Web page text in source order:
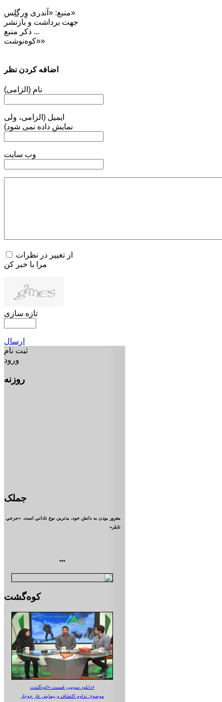
منبع: «آندری وِرگِلِس»
جهت برداشت و بازنشر
... ذکر منبع
«کوه‌نوشت»
اضافه کردن نظر
نام (الزامی)
ایمیل (الزامی، ولی
نمایش داده نمی شود)
وب سایت
از تغییر در نظرات
مرا با خبر کن
تازه سازی
ارسال
ثبت نام
ورود
روزنه
جملک
مغرور بودن به دانش خود، بدترين نوع ناداني است. «جرجي
تايلر»
***
کوه‌گشت
دانلود سومین قسمت «کوه‌گشت»
موضوع: تداوم اکتشاف و پیمایش غار جوجار